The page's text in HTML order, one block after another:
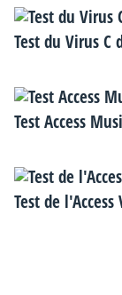
Test du Virus C
Test Access
Test de l'Access